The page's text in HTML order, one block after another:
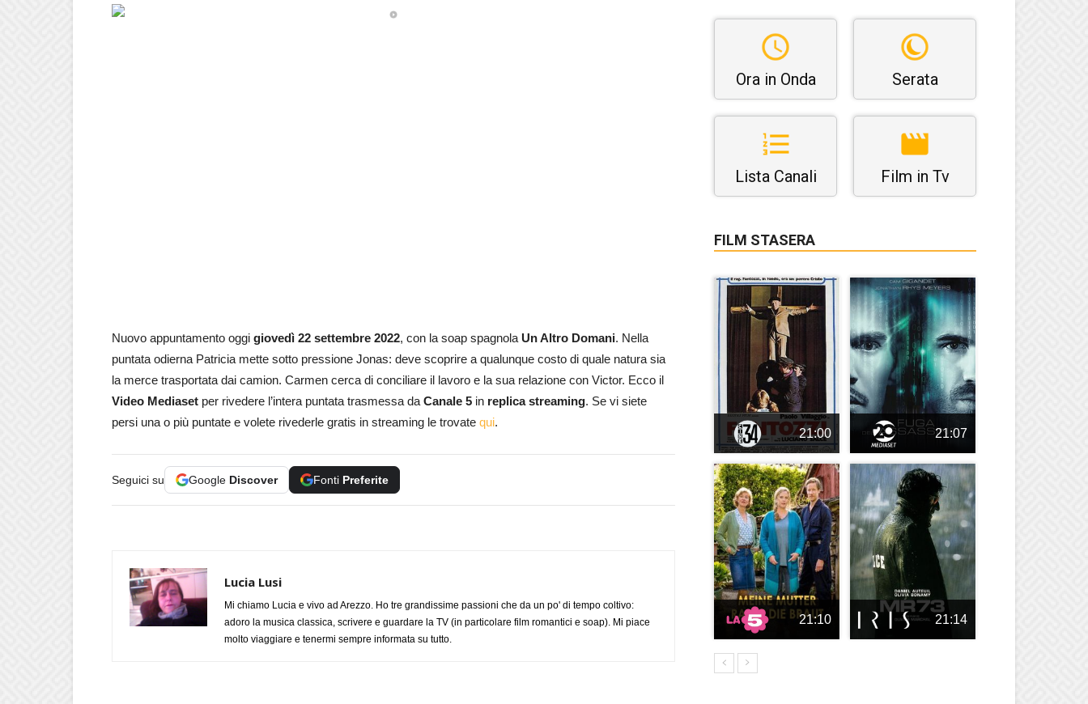
Nuovo appuntamento oggi giovedì 22 settembre 2022, con la soap spagnola Un Altro Domani. Nella
puntata odierna Patricia mette sotto pressione Jonas: deve scoprire a qualunque costo di quale natura sia
la merce trasportata dai camion. Carmen cerca di conciliare il lavoro e la sua relazione con Victor. Ecco il
Video Mediaset per rivedere l’intera puntata trasmessa da Canale 5 in replica streaming. Se vi siete
persi una o più puntate e volete rivederle gratis in streaming le trovate qui.
Seguici su Google Discover Fonti Preferite
Lucia Lusi
Mi chiamo Lucia e vivo ad Arezzo. Ho tre grandissime passioni che da un po' di tempo coltivo:
adoro la musica classica, scrivere e guardare la TV (in particolare film romantici e soap). Mi piace
molto viaggiare e tenermi sempre informata su tutto.
Ora in Onda Serata
Lista Canali Film in Tv
FILM STASERA
21:00 21:07
21:10 21:14